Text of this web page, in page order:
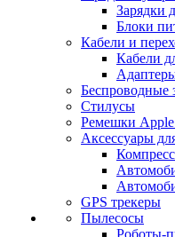
Зарядки
Блоки
Кабели и
Кабели
Беспроводные
Стилусы
Ремешки Apple
Аксессуары
GPS трекеры
Пылесосы
Роботы-